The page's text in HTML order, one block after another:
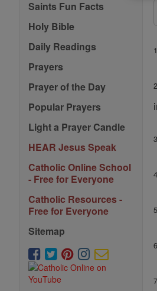
Saints Fun Facts
Holy Bible
Daily Readings
Prayers
Prayer of the Day
Popular Prayers
Light a Prayer Candle
HEAR Jesus Speak
Catholic Online School
- Free for Everyone
Catholic Resources -
Free for Everyone
Sitemap
1
2
3
4
5
6
7